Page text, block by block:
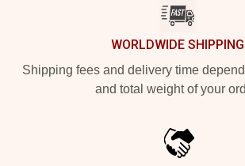
WORLDWIDE SHIPPING
Shipping fees and delivery time
and total weight of your